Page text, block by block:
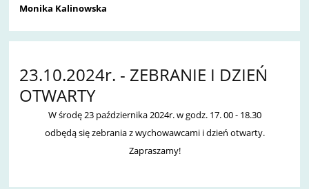
Monika Kalinowska
23.10.2024r. - ZEBRANIE I DZIEŃ
OTWARTY
W środę 23 października 2024r. w godz. 17. 00 - 18.30
odbędą się zebrania z wychowawcami i dzień otwarty.
Zapraszamy!